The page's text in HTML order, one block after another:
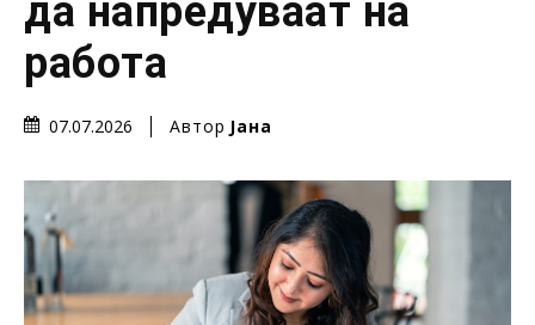
да напредуваат на
работа
07.07.2026 Автор Јана